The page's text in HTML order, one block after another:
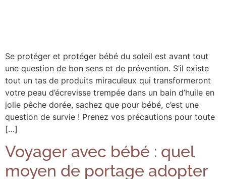
Se protéger et protéger bébé du soleil est avant tout
une question de bon sens et de prévention. S’il existe
tout un tas de produits miraculeux qui transformeront
votre peau d’écrevisse trempée dans un bain d’huile en
jolie pêche dorée, sachez que pour bébé, c’est une
question de survie ! Prenez vos précautions pour toute
[…]
Voyager avec bébé : quel
moyen de portage adopter